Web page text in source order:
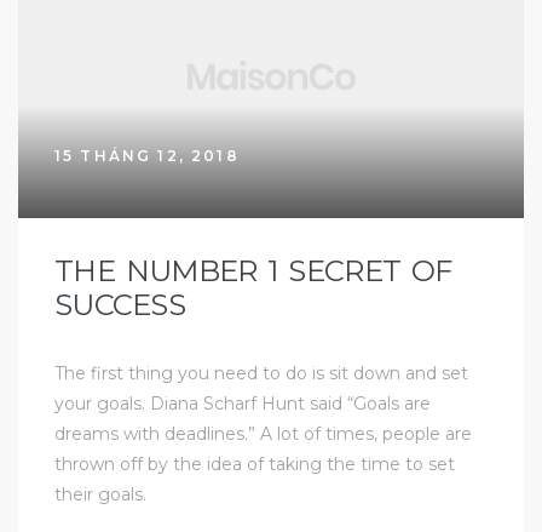
15 THÁNG 12, 2018
THE NUMBER 1 SECRET OF
SUCCESS
The first thing you need to do is sit down and set
your goals. Diana Scharf Hunt said “Goals are
dreams with deadlines.” A lot of times, people are
thrown off by the idea of taking the time to set
their goals.